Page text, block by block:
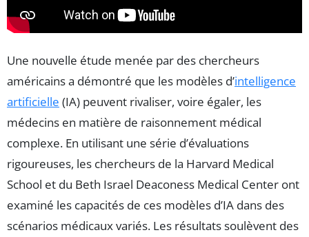
Une nouvelle étude menée par des chercheurs
américains a démontré que les modèles d’intelligence
artificielle (IA) peuvent rivaliser, voire égaler, les
médecins en matière de raisonnement médical
complexe. En utilisant une série d’évaluations
rigoureuses, les chercheurs de la Harvard Medical
School et du Beth Israel Deaconess Medical Center ont
examiné les capacités de ces modèles d’IA dans des
scénarios médicaux variés. Les résultats soulèvent des